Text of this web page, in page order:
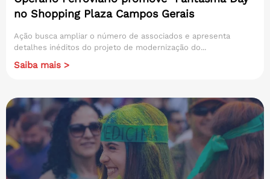
no Shopping Plaza Campos Gerais
Ação busca ampliar o número de associados e apresenta
detalhes inéditos do projeto de modernização do...
Saiba mais >